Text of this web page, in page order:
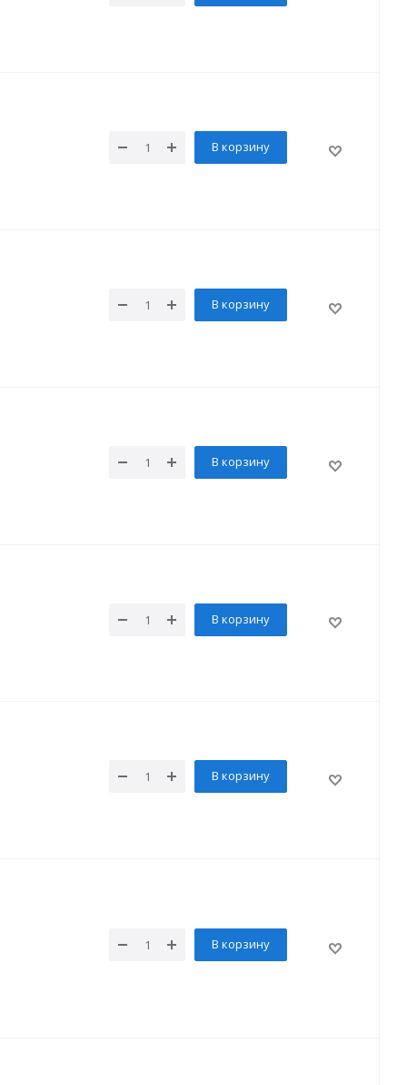
В корзину
В корзину
В корзину
В корзину
В корзину
В корзину